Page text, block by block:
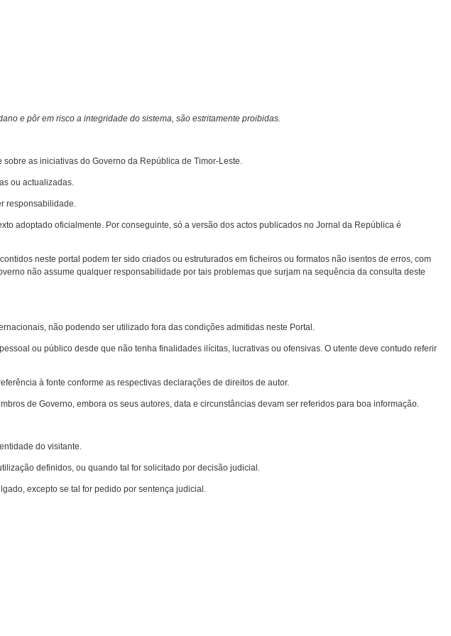
e pôr em risco a integridade do sistema, são estritamente proibidas.
as iniciativas do Governo da República de Timor-Leste.
ou actualizadas.
responsabilidade.
adoptado oficialmente. Por conseguinte, só a versão dos actos publicados no Jornal da República é
neste portal podem ter sido criados ou estruturados em ficheiros ou formatos não isentos de erros, com
não assume qualquer responsabilidade por tais problemas que surjam na sequência da consulta deste
não podendo ser utilizado fora das condições admitidas neste Portal.
ou público desde que não tenha finalidades ilícitas, lucrativas ou ofensivas. O utente deve contudo referir
à fonte conforme as respectivas declarações de direitos de autor.
de Governo, embora os seus autores, data e circunstâncias devam ser referidos para boa informação.
do visitante.
definidos, ou quando tal for solicitado por decisão judicial.
excepto se tal for pedido por sentença judicial.